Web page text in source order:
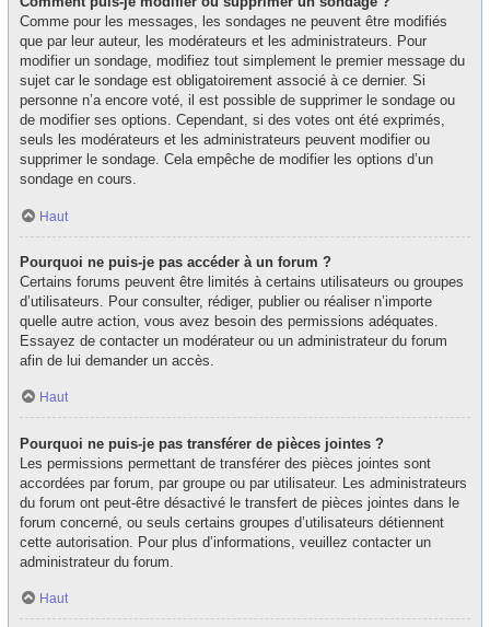
Comme pour les messages, les sondages ne peuvent être modifiés
que par leur auteur, les modérateurs et les administrateurs. Pour
modifier un sondage, modifiez tout simplement le premier message du
sujet car le sondage est obligatoirement associé à ce dernier. Si
personne n’a encore voté, il est possible de supprimer le sondage ou
de modifier ses options. Cependant, si des votes ont été exprimés,
seuls les modérateurs et les administrateurs peuvent modifier ou
supprimer le sondage. Cela empêche de modifier les options d’un
sondage en cours.
Haut
Pourquoi ne puis-je pas accéder à un forum ?
Certains forums peuvent être limités à certains utilisateurs ou groupes
d’utilisateurs. Pour consulter, rédiger, publier ou réaliser n’importe
quelle autre action, vous avez besoin des permissions adéquates.
Essayez de contacter un modérateur ou un administrateur du forum
afin de lui demander un accès.
Haut
Pourquoi ne puis-je pas transférer de pièces jointes ?
Les permissions permettant de transférer des pièces jointes sont
accordées par forum, par groupe ou par utilisateur. Les administrateurs
du forum ont peut-être désactivé le transfert de pièces jointes dans le
forum concerné, ou seuls certains groupes d’utilisateurs détiennent
cette autorisation. Pour plus d’informations, veuillez contacter un
administrateur du forum.
Haut